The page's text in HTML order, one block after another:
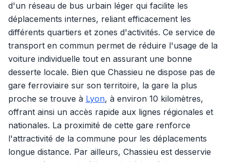
d'un réseau de bus urbain léger qui facilite les
déplacements internes, reliant efficacement les
différents quartiers et zones d'activités. Ce service de
transport en commun permet de réduire l'usage de la
voiture individuelle tout en assurant une bonne
desserte locale. Bien que Chassieu ne dispose pas de
gare ferroviaire sur son territoire, la gare la plus
proche se trouve à Lyon, à environ 10 kilomètres,
offrant ainsi un accès rapide aux lignes régionales et
nationales. La proximité de cette gare renforce
l'attractivité de la commune pour les déplacements
longue distance. Par ailleurs, Chassieu est desservie